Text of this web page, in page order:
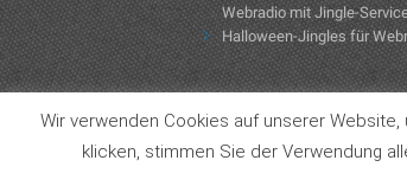
Webradio mit Jingle-
Halloween-Jingles für
Copyright © 2004-2026
Wir verwenden Cookies auf unserer
klicken, stimmen Sie der Verwendung